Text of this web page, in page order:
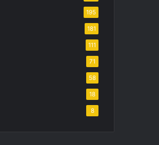
195
181
111
71
58
18
8